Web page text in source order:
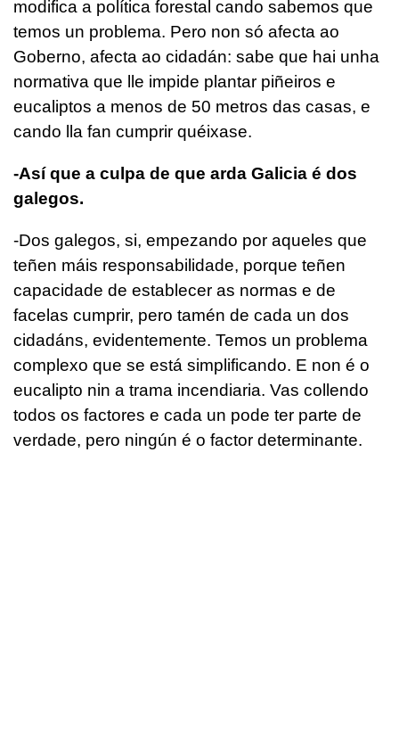
modifica a política forestal cando sabemos que
temos un problema. Pero non só afecta ao
Goberno, afecta ao cidadán: sabe que hai unha
normativa que lle impide plantar piñeiros e
eucaliptos a menos de 50 metros das casas, e
cando lla fan cumprir quéixase.
-Así que a culpa de que arda Galicia é dos
galegos.
-Dos galegos, si, empezando por aqueles que
teñen máis responsabilidade, porque teñen
capacidade de establecer as normas e de
facelas cumprir, pero tamén de cada un dos
cidadáns, evidentemente. Temos un problema
complexo que se está simplificando. E non é o
eucalipto nin a trama incendiaria. Vas collendo
todos os factores e cada un pode ter parte de
verdade, pero ningún é o factor determinante.